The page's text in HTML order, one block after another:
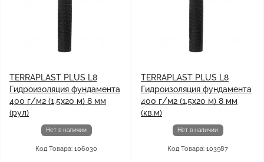
TERRAPLAST PLUS L8
Гидроизоляция фундамента
400 г/м2 (1,5x20 м) 8 мм
(рул)
Нет в наличии
Код Товара: 106030
TERRAPLAST PLUS L8
Гидроизоляция фундамента
400 г/м2 (1,5x20 м) 8 мм
(кв.м)
Нет в наличии
Код Товара: 103987